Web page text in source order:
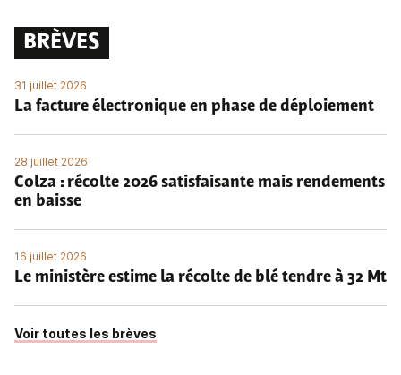
BRÈVES
31 juillet 2026
La facture électronique en phase de déploiement
28 juillet 2026
Colza : récolte 2026 satisfaisante mais rendements
en baisse
16 juillet 2026
Le ministère estime la récolte de blé tendre à 32 Mt
Voir toutes les brèves